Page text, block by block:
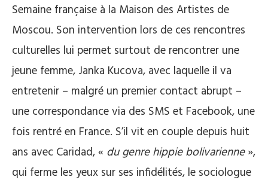
Semaine française à la Maison des Artistes de
Moscou. Son intervention lors de ces rencontres
culturelles lui permet surtout de rencontrer une
jeune femme, Janka Kucova, avec laquelle il va
entretenir – malgré un premier contact abrupt –
une correspondance via des SMS et Facebook, une
fois rentré en France. S’il vit en couple depuis huit
ans avec Caridad, « du genre hippie bolivarienne»,
qui ferme les yeux sur ses infidélités, le sociologue